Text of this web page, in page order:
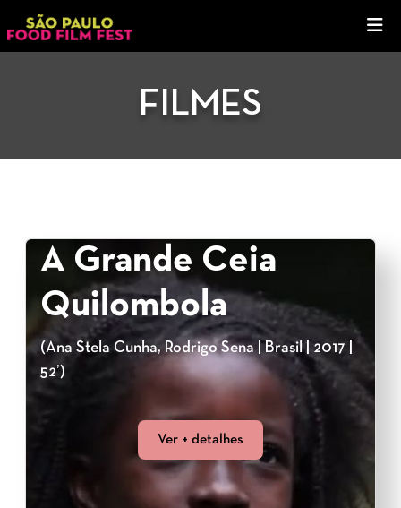
FILMES
A Grande Ceia
Quilombola
(Ana Stela Cunha, Rodrigo Sena | Brasil | 2017 |
52’)
Ver + detalhes